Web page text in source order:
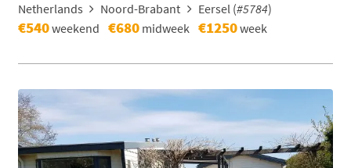
Netherlands
Noord-Brabant Eersel (#5784)
€540weekend €680 midweek €1250week